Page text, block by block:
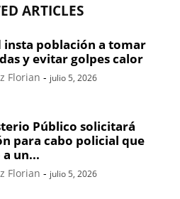
ARTICLES
insta población a tomar
y evitar golpes calor
Florian - julio 5, 2026
Público solicitará
para cabo policial que
un...
Florian - julio 5, 2026